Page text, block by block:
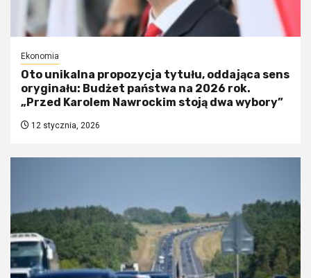
Ekonomia
Oto unikalna propozycja tytułu, oddająca sens
oryginału: Budżet państwa na 2026 rok.
„Przed Karolem Nawrockim stoją dwa wybory”
12 stycznia, 2026